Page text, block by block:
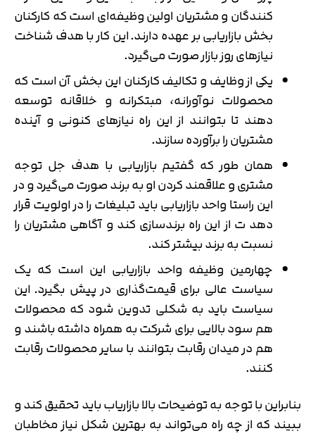
کنندگان و مشتریان اولین وظیفه‌ای است که کارکنان
بخش بازاریابی بر عهده دارند. این کار با هدف شناخت
نیازهای روز بازار صورت می‌گیرد.
یکی از وظایف و تکالیف کارکنان این بخش آن است که
محصولات نوآورانه، مبتکرانه و خلاقانه توسعه
دهند تا بتوانند از این راه نیازهای کنونی و آینده
مشتریان را برآورده سازند.
همان طور که گفتیم بازاریابی با هدف جل توجه
مشتری و علاقمند کردن او به برند صورت می‌‎گیرد و در
این راستا واحد بازاریابی باید تبلیغات را در اولویت قرار
دهد ت از این راه برندسازی کند و آگاهی مشتریان را
نسبت به برند بیشتر کند.
چهارمین وظیفه واحد بازاریابی این است که یک
سیاست عالی برای قیمت‌گذاری در پیش بگیرد. این
سیاست باید به شکلی تدوین شود که محصولات
هم سود بالایی برای شرکت به همراه داشته باشند و
هم در میدان رقابت بتوانند با سایر محصولات رقابت
کنند.
بنابراین با توجه به توضیحات بالا بازاریاب باید تحقیق کند و
ببیند که از چه راه می‌تواند به بهترین شکل نیاز مخاطبان